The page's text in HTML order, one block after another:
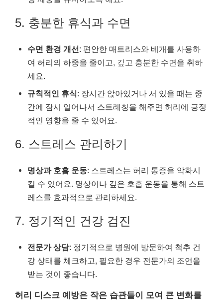
5. 충분한 휴식과 수면
수면 환경 개선: 편안한 매트리스와 베개를 사용하
여 허리의 하중을 줄이고, 깊고 충분한 수면을 취하
세요.
규칙적인 휴식: 장시간 앉아있거나 서 있을 때는 중
간에 잠시 일어나서 스트레칭을 해주면 허리에 긍정
적인 영향을 줄 수 있어요.
6. 스트레스 관리하기
명상과 호흡 운동: 스트레스는 허리 통증을 악화시
킬 수 있어요. 명상이나 깊은 호흡 운동을 통해 스트
레스를 효과적으로 관리하세요.
7. 정기적인 건강 검진
전문가 상담: 정기적으로 병원에 방문하여 척추 건
강 상태를 체크하고, 필요한 경우 전문가의 조언을
받는 것이 좋습니다.
허리 디스크 예방은 작은 습관들이 모여 큰 변화를